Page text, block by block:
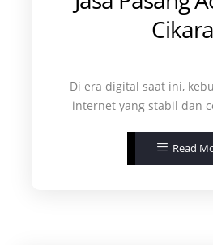
Di era digital saat ini,
internet yang stabil dan
Read